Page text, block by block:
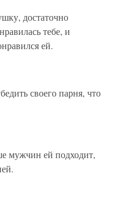
достаточно
тебе, и
ей.
своего парня, что
мужчин ей подходит,